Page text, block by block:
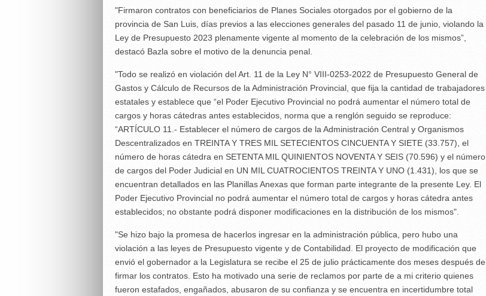
"Firmaron contratos con beneficiarios de Planes Sociales otorgados por el gobierno de la
provincia de San Luis, días previos a las elecciones generales del pasado 11 de junio, violando la
Ley de Presupuesto 2023 plenamente vigente al momento de la celebración de los mismos”,
destacó Bazla sobre el motivo de la denuncia penal.
"Todo se realizó en violación del Art. 11 de la Ley N° VIII-0253-2022 de Presupuesto General de
Gastos y Cálculo de Recursos de la Administración Provincial, que fija la cantidad de trabajadores
estatales y establece que “el Poder Ejecutivo Provincial no podrá aumentar el número total de
cargos y horas cátedras antes establecidos, norma que a renglón seguido se reproduce:
“ARTÍCULO 11.- Establecer el número de cargos de la Administración Central y Organismos
Descentralizados en TREINTA Y TRES MIL SETECIENTOS CINCUENTA Y SIETE (33.757), el
número de horas cátedra en SETENTA MIL QUINIENTOS NOVENTA Y SEIS (70.596) y el número
de cargos del Poder Judicial en UN MIL CUATROCIENTOS TREINTA Y UNO (1.431), los que se
encuentran detallados en las Planillas Anexas que forman parte integrante de la presente Ley. El
Poder Ejecutivo Provincial no podrá aumentar el número total de cargos y horas cátedra antes
establecidos; no obstante podrá disponer modificaciones en la distribución de los mismos".
"Se hizo bajo la promesa de hacerlos ingresar en la administración pública, pero hubo una
violación a las leyes de Presupuesto vigente y de Contabilidad. El proyecto de modificación que
envió el gobernador a la Legislatura se recibe el 25 de julio prácticamente dos meses después de
firmar los contratos. Esto ha motivado una serie de reclamos por parte de a mi criterio quienes
fueron estafados, engañados, abusaron de su confianza y se encuentra en incertidumbre total